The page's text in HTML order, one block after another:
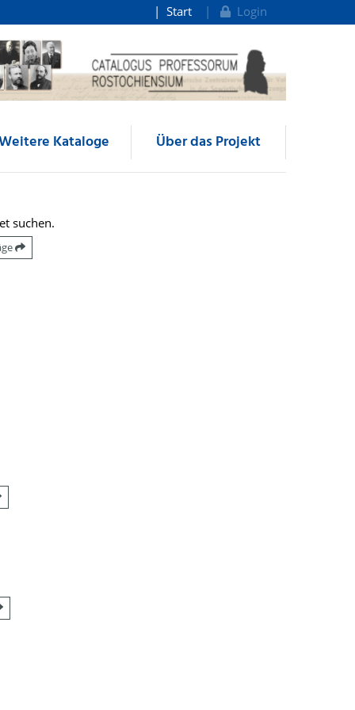
Start Login
Kataloge Über das Projekt
suchen.